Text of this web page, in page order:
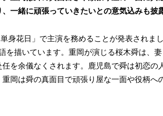
一緒に頑張っていきたいとの意気込みも披
身花日」で主演を務めることが発表されま
を描いています。重岡が演じる桜木舜は、
を余儀なくされます。鹿児島で舜は初恋の
岡は舜の真面目で頑張り屋な一面や役柄へ